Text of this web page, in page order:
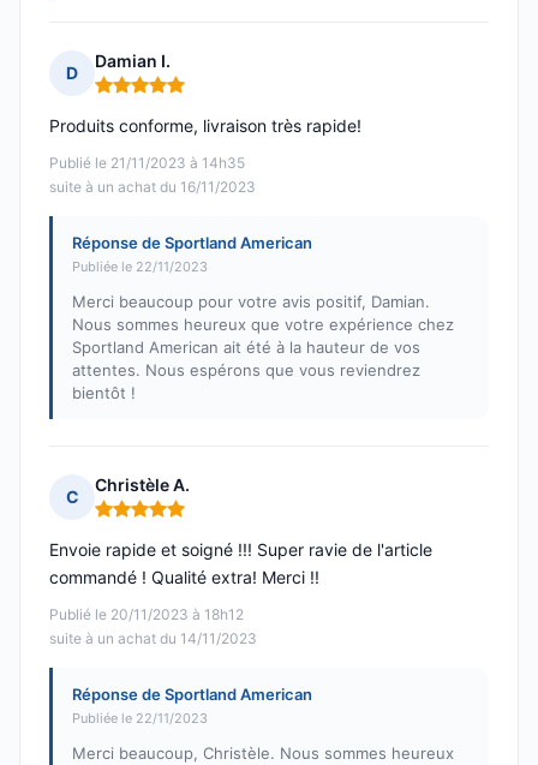
D
Damian I.
Note : 5 sur 5
Publié le 21/11/2023 à 14h35
suite à un achat du 16/11/2023
Produits conforme, livraison très rapide!
Réponse de Sportland American
Publiée le 22/11/2023
Merci beaucoup pour votre avis positif, Damian.
Nous sommes heureux que votre expérience chez
Sportland American ait été à la hauteur de vos
attentes. Nous espérons que vous reviendrez
bientôt !
C
Christèle A.
Note : 5 sur 5
Publié le 20/11/2023 à 18h12
suite à un achat du 14/11/2023
Envoie rapide et soigné !!! Super ravie de l'article
commandé ! Qualité extra! Merci !!
Réponse de Sportland American
Publiée le 22/11/2023
Merci beaucoup, Christèle. Nous sommes heureux